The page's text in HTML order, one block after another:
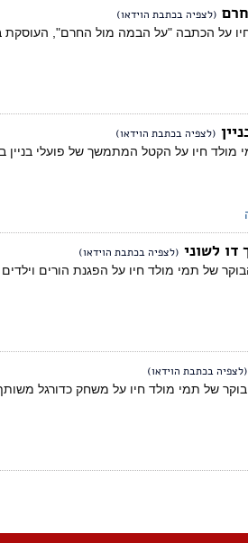
(לצפיה בכתבת הוידאו)
(לצפיה בכתבת הוידאו)
חיו על הקטל המתמשך של פועלי בניין בישראל.
דו לשוני (לצפיה בכתבת הוידאו)
של תמי מולד חיו על הפגנת הורים
(לצפיה בכתבת הוידאו)
של תמי מולד חיו על משחק כדורגל